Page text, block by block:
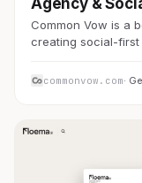
Common Vow is a
creating social-
commonvow.com·